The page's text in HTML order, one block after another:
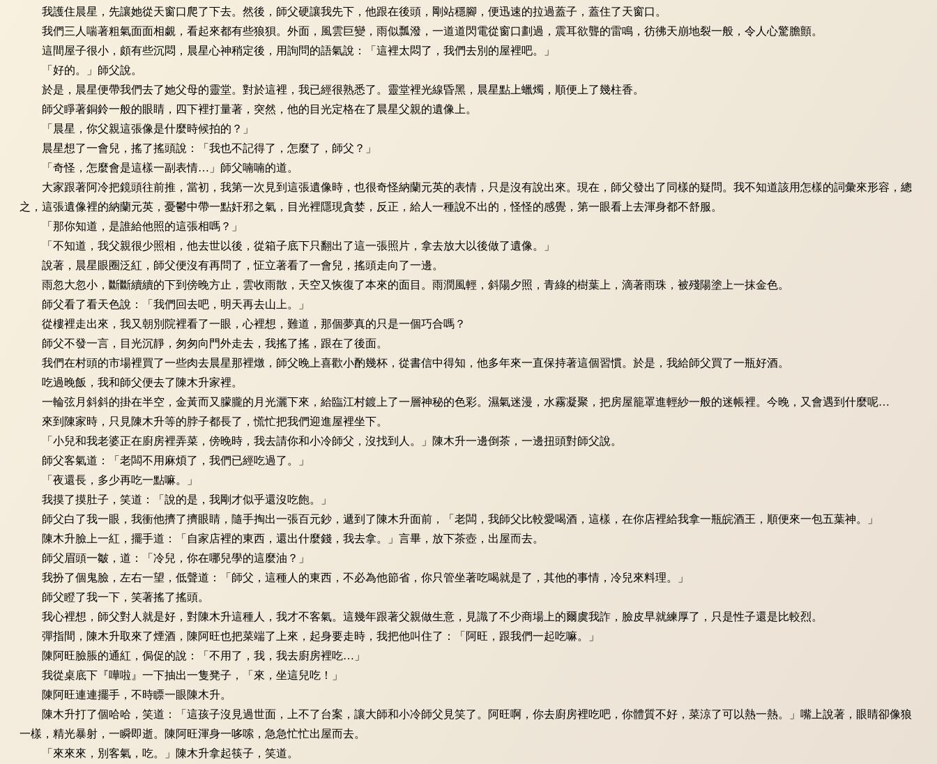
我護住晨星，先讓她從天窗口爬了下去。然後，師父硬讓我先下，他跟在後頭，剛站穩腳，便迅速的拉過蓋子，蓋住了天窗口。
我們三人喘著粗氣面面相覷，看起來都有些狼狽。外面，風雲巨變，雨似瓢潑，一道道閃電從窗口劃過，震耳欲聾的雷鳴，彷彿天崩地裂一般，令人心驚膽顫。
這間屋子很小，頗有些沉悶，晨星心神稍定後，用詢問的語氣說：「這裡太悶了，我們去別的屋裡吧。」
「好的。」師父說。
於是，晨星便帶我們去了她父母的靈堂。對於這裡，我已經很熟悉了。靈堂裡光線昏黑，晨星點上蠟燭，順便上了幾柱香。
師父睜著銅鈴一般的眼睛，四下裡打量著，突然，他的目光定格在了晨星父親的遺像上。
「晨星，你父親這張像是什麼時候拍的？」
晨星想了一會兒，搖了搖頭說：「我也不記得了，怎麼了，師父？」
「奇怪，怎麼會是這樣一副表情…」師父喃喃的道。
大家跟著阿冷把鏡頭往前推，當初，我第一次見到這張遺像時，也很奇怪納蘭元英的表情，只是沒有說出來。現在，師父發出了同樣的疑問。我不知道該用怎樣的詞彙來形容，總
之，這張遺像裡的納蘭元英，憂鬱中帶一點奸邪之氣，目光裡隱現貪婪，反正，給人一種說不出的，怪怪的感覺，第一眼看上去渾身都不舒服。
「那你知道，是誰給他照的這張相嗎？」
「不知道，我父親很少照相，他去世以後，從箱子底下只翻出了這一張照片，拿去放大以後做了遺像。」
說著，晨星眼圈泛紅，師父便沒有再問了，怔立著看了一會兒，搖頭走向了一邊。
雨忽大忽小，斷斷續續的下到傍晚方止，雲收雨散，天空又恢復了本來的面目。雨潤風輕，斜陽夕照，青綠的樹葉上，滴著雨珠，被殘陽塗上一抹金色。
師父看了看天色說：「我們回去吧，明天再去山上。」
從樓裡走出來，我又朝別院裡看了一眼，心裡想，難道，那個夢真的只是一個巧合嗎？
師父不發一言，目光沉靜，匆匆向門外走去，我搖了搖，跟在了後面。
我們在村頭的市場裡買了一些肉去晨星那裡燉，師父晚上喜歡小酌幾杯，從書信中得知，他多年來一直保持著這個習慣。於是，我給師父買了一瓶好酒。
吃過晚飯，我和師父便去了陳木升家裡。
一輪弦月斜斜的掛在半空，金黃而又朦朧的月光灑下來，給臨江村鍍上了一層神秘的色彩。濕氣迷漫，水霧凝聚，把房屋籠罩進輕紗一般的迷帳裡。今晚，又會遇到什麼呢…
來到陳家時，只見陳木升等的脖子都長了，慌忙把我們迎進屋裡坐下。
「小兒和我老婆正在廚房裡弄菜，傍晚時，我去請你和小冷師父，沒找到人。」陳木升一邊倒茶，一邊扭頭對師父說。
師父客氣道：「老闆不用麻煩了，我們已經吃過了。」
「夜還長，多少再吃一點嘛。」
我摸了摸肚子，笑道：「說的是，我剛才似乎還沒吃飽。」
師父白了我一眼，我衝他擠了擠眼睛，隨手掏出一張百元鈔，遞到了陳木升面前，「老闆，我師父比較愛喝酒，這樣，在你店裡給我拿一瓶皖酒王，順便來一包五葉神。」
陳木升臉上一紅，擺手道：「自家店裡的東西，還出什麼錢，我去拿。」言畢，放下茶壺，出屋而去。
師父眉頭一皺，道：「冷兒，你在哪兒學的這麼油？」
我扮了個鬼臉，左右一望，低聲道：「師父，這種人的東西，不必為他節省，你只管坐著吃喝就是了，其他的事情，冷兒來料理。」
師父瞪了我一下，笑著搖了搖頭。
我心裡想，師父對人就是好，對陳木升這種人，我才不客氣。這幾年跟著父親做生意，見識了不少商場上的爾虞我詐，臉皮早就練厚了，只是性子還是比較烈。
彈指間，陳木升取來了煙酒，陳阿旺也把菜端了上來，起身要走時，我把他叫住了：「阿旺，跟我們一起吃嘛。」
陳阿旺臉脹的通紅，侷促的說：「不用了，我，我去廚房裡吃…」
我從桌底下『嘩啦』一下抽出一隻凳子，「來，坐這兒吃！」
陳阿旺連連擺手，不時瞟一眼陳木升。
陳木升打了個哈哈，笑道：「這孩子沒見過世面，上不了台案，讓大師和小冷師父見笑了。阿旺啊，你去廚房裡吃吧，你體質不好，菜涼了可以熱一熱。」嘴上說著，眼睛卻像狼
一樣，精光暴射，一瞬即逝。陳阿旺渾身一哆嗦，急急忙忙出屋而去。
「來來來，別客氣，吃。」陳木升拿起筷子，笑道。